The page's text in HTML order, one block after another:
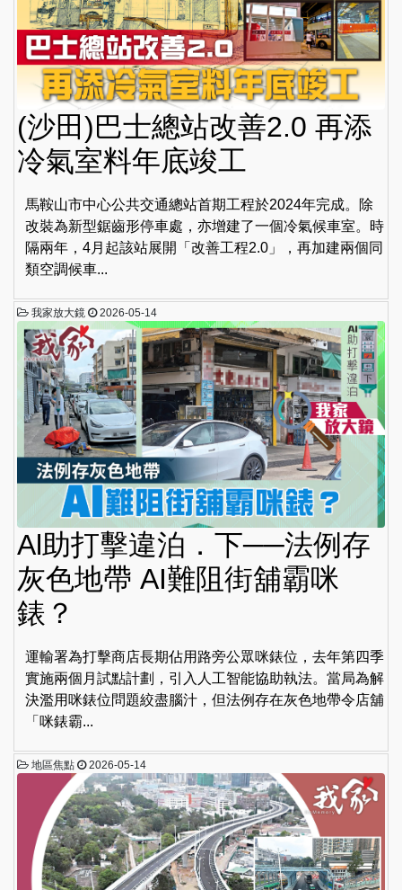
(沙田)巴士總站改善2.0 再添
冷氣室料年底竣工
馬鞍山市中心公共交通總站首期工程於2024年完成。除
改裝為新型鋸齒形停車處，亦增建了一個冷氣候車室。時
隔兩年，4月起該站展開「改善工程2.0」，再加建兩個同
類空調候車...
我家放大鏡 2026-05-14
Al助打擊違泊．下──法例存
灰色地帶 AI難阻街舖霸咪
錶？
運輸署為打擊商店長期佔用路旁公眾咪錶位，去年第四季
實施兩個月試點計劃，引入人工智能協助執法。當局為解
決濫用咪錶位問題絞盡腦汁，但法例存在灰色地帶令店舖
「咪錶霸...
地區焦點 2026-05-14